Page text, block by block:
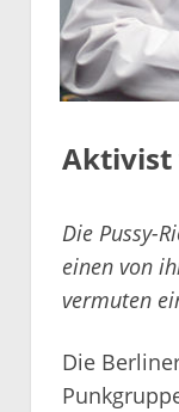
Aktivist
Die Pussy-
einen von
vermuten
Die